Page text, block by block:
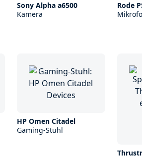
Sony Alpha a6500
Kamera
Rode
HP Omen Citadel
Gaming-Stuhl